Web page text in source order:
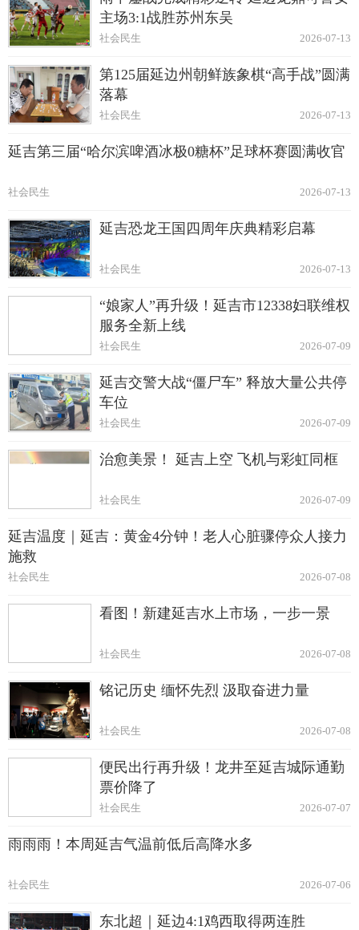
主场3:1战胜苏州东吴
2026-07-13
社会民生
第125届延边州朝鲜族象棋“高手战”圆满
落幕
2026-07-13
社会民生
延吉第三届“哈尔滨啤酒冰极0糖杯”足球杯赛圆满收官
2026-07-13
社会民生
延吉恐龙王国四周年庆典精彩启幕
2026-07-13
社会民生
“娘家人”再升级！延吉市12338妇联维权
服务全新上线
2026-07-09
社会民生
延吉交警大战“僵尸车” 释放大量公共停
车位
2026-07-09
社会民生
治愈美景！ 延吉上空 飞机与彩虹同框
2026-07-09
社会民生
延吉温度｜延吉：黄金4分钟！老人心脏骤停众人接力
施救
2026-07-08
社会民生
看图！新建延吉水上市场，一步一景
2026-07-08
社会民生
铭记历史 缅怀先烈 汲取奋进力量
2026-07-08
社会民生
便民出行再升级！龙井至延吉城际通勤
票价降了
2026-07-07
社会民生
雨雨雨！本周延吉气温前低后高降水多
2026-07-06
社会民生
东北超｜延边4:1鸡西取得两连胜